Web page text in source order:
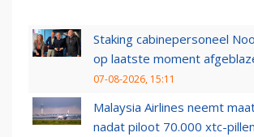
Staking cabinepersoneel
op laatste moment
07-08-2026, 15:11
Malaysia Airlines neemt
nadat piloot 70.000 xtc-